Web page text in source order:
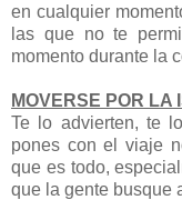
en cualquier
las que no te
momento durante la
MOVERSE POR LA
Te lo advierten, te
pones con el viaje
que es todo,
que la gente busque